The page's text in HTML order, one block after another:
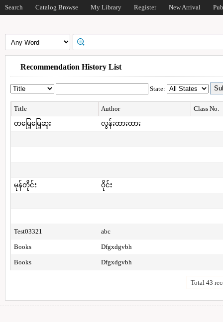
Search Catalog Browse My Library Register New Arrival
Recommendation History List
State:
Title Author
Class No.
တမြေ့မြေ့ဆူး
လွန်းထားထား
မုန်တိုင်း ဝိုင်း
Test03321 abc
Books Dfgxdgvbh
Books Dfgxdgvbh
Total 43